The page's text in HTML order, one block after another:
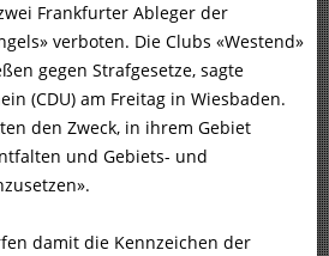
Frankfurter Ableger der
verboten. Die Clubs «Westend»
gegen Strafgesetze, sagte
(CDU) am Freitag in Wiesbaden.
den Zweck, in ihrem Gebiet
und Gebiets- und
damit die Kennzeichen der